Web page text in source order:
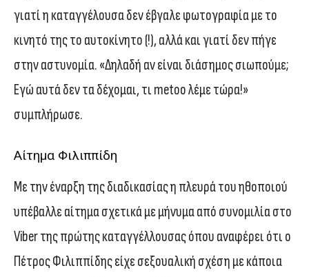
γιατί η καταγγέλουσα δεν έβγαλε φωτογραφία με το
κινητό της το αυτοκίνητο (!), αλλά και γιατί δεν πήγε
στην αστυνομία. «Δηλαδή αν είναι διάσημος σιωπούμε;
Εγώ αυτά δεν τα δέχομαι, τι metoo λέμε τώρα!»
συμπλήρωσε.
Αίτημα Φιλιππίδη
Με την έναρξη της διαδικασίας η πλευρά του ηθοποιού
υπέβαλλε αίτημα σχετικά με μήνυμα από συνομιλία στο
Viber της πρώτης καταγγέλλουσας όπου αναφέρει ότι ο
Πέτρος Φιλιππίδης είχε σεξουαλική σχέση με κάποια